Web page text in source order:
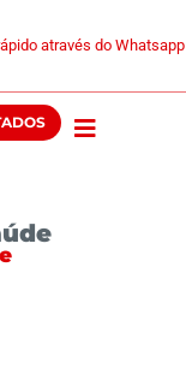
através do Whatsapp